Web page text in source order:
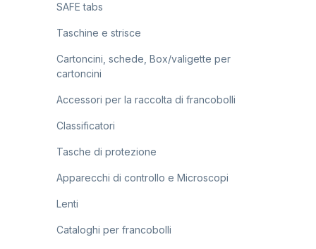
SAFE tabs
Taschine e strisce
Cartoncini, schede, Box/valigette per
cartoncini
Accessori per la raccolta di francobolli
Classificatori
Tasche di protezione
Apparecchi di controllo e Microscopi
Lenti
Cataloghi per francobolli